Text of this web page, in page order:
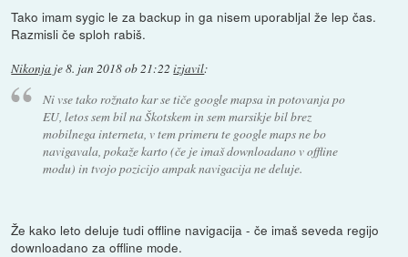
Tako imam sygic le za backup in ga nisem uporabljal že lep čas.
Razmisli če sploh rabiš.
Nikonja je8. jan 2018 ob 21:22 izjavil:
Ni vse tako rožnato kar se tiče google mapsa in potovanja po
EU, letos sem bil na Škotskem in sem marsikje bil brez
mobilnega interneta, v tem primeru te google maps ne bo
navigavala, pokaže karto (če je imaš downloadano v offline
modu) in tvojo pozicijo ampak navigacija ne deluje.
Že kako leto deluje tudi offline navigacija - če imaš seveda regijo
downloadano za offline mode.